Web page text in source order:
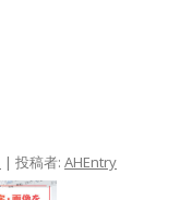
| 投稿者: AHEntry